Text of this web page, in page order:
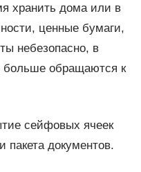
хранить дома или в
ценные бумаги,
небезопасно, в
больше обращаются к
сейфовых ячеек
документов.